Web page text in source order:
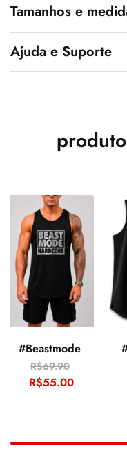
Tamanhos e
Ajuda e Suporte
#Beastmode
R$69.90
R$55.00